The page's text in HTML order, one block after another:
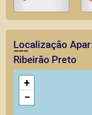
Localização
Ribeirão Preto
+
−